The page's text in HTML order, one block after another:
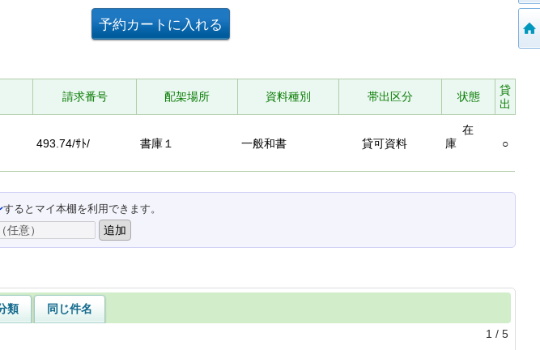
請求番号 配架場所 資料種別 帯出区分 状態
貸
出
493.74/ｻﾄ/ 書庫１ 一般和書 貸可資料
在
庫
○
するとマイ本棚を利用できます。
類
同じ件名
1 / 5